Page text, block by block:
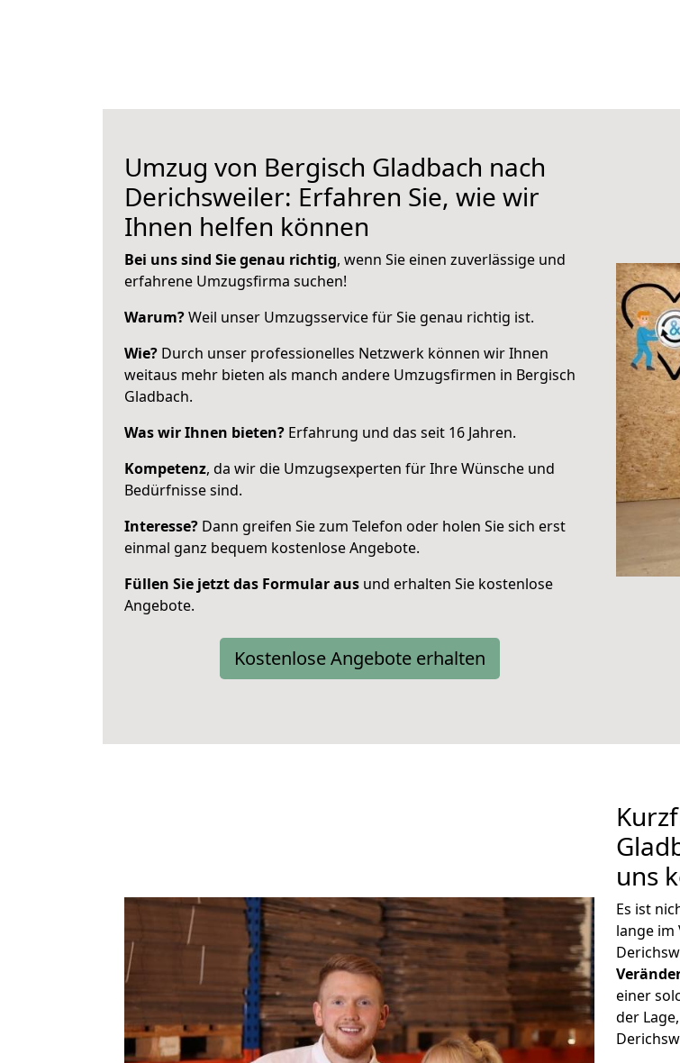
Umzug von Bergisch Gladbach nach
Derichsweiler: Erfahren Sie, wie wir
Ihnen helfen können
Bei uns sind Sie genau richtig, wenn Sie einen zuverlässige und
erfahrene Umzugsfirma suchen!
Warum?Weil unser Umzugsservice für Sie genau richtig ist.
Wie? Durch unser professionelles Netzwerk können wir Ihnen
weitaus mehr bieten als manch andere Umzugsfirmen in Bergisch
Gladbach.
Was wir Ihnen bieten? Erfahrung und das seit 16 Jahren.
Kompetenz, da wir die Umzugsexperten für Ihre Wünsche und
Bedürfnisse sind.
Interesse? Dann greifen Sie zum Telefon oder holen Sie sich erst
einmal ganz bequem kostenlose Angebote.
Füllen Sie jetzt das Formular aus und erhalten Sie kostenlose
Angebote.
Kostenlose Angebote erhalten
uns
Es ist
lange im
einer
der